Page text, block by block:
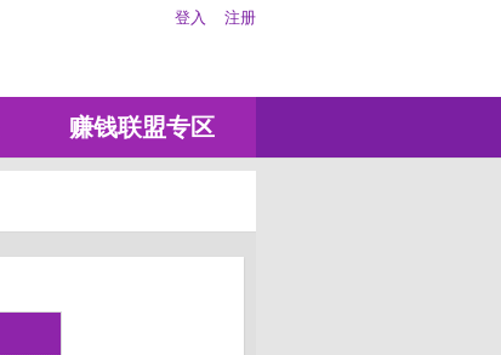
登入 注册
赚钱联盟专区